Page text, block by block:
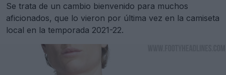
Se trata de un cambio bienvenido para muchos
aficionados, que lo vieron por última vez en la camiseta
local en la temporada 2021-22.